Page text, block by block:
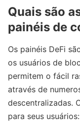
Quais são
painéis de
Os painéis DeFi
os usuários de
permitem o fácil
através de
descentralizadas.
para seus usuários: